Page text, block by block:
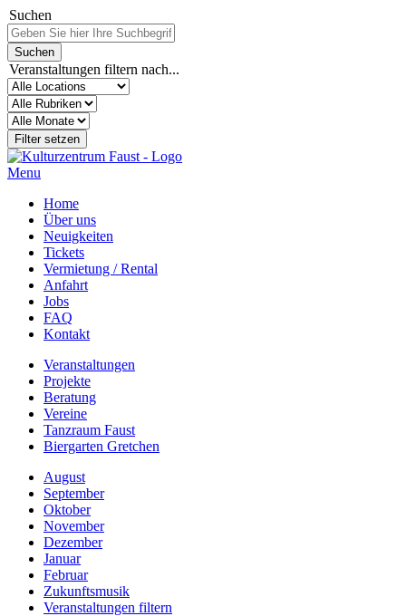
Suchen
Veranstaltungen filtern nach...
Menu
Home
Über uns
Neuigkeiten
Tickets
Vermietung / Rental
Anfahrt
Jobs
FAQ
Kontakt
Veranstaltungen
Projekte
Beratung
Vereine
Tanzraum Faust
Biergarten Gretchen
August
September
Oktober
November
Dezember
Januar
Februar
Zukunftsmusik
Veranstaltungen filtern